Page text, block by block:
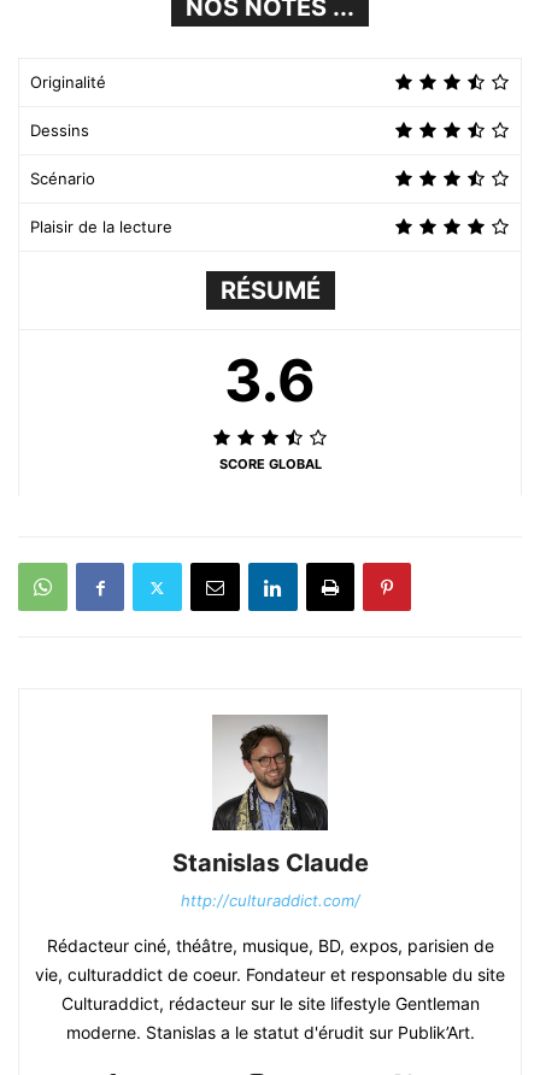
NOS NOTES ...
Originalité
Dessins
Scénario
Plaisir de la lecture
RÉSUMÉ
3.6
SCORE GLOBAL
Stanislas Claude
http://culturaddict.com/
Rédacteur ciné, théâtre, musique, BD, expos, parisien de
vie, culturaddict de coeur. Fondateur et responsable du site
Culturaddict, rédacteur sur le site lifestyle Gentleman
moderne. Stanislas a le statut d'érudit sur Publik’Art.